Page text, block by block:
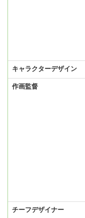
キャラクターデザイン
作画監督
チーフデザイナー